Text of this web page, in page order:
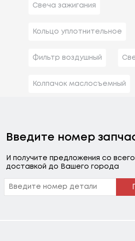
Свеча зажигания
Кольцо уплотнительное
Фильтр воздушный
Колпачок маслосъемный
Введите номер
И получите предложения со
доставкой до Вашего города